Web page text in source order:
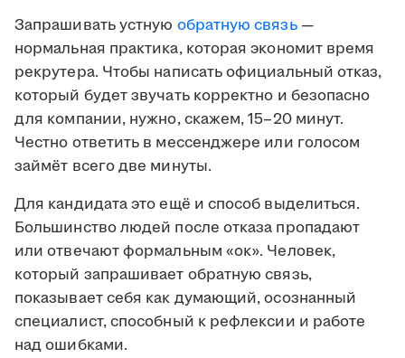
Запрашивать устную обратную связь—
нормальная практика, которая экономит время
рекрутера. Чтобы написать официальный отказ,
который будет звучать корректно и безопасно
для компании, нужно, скажем, 15–20 минут.
Честно ответить в мессенджере или голосом
займёт всего две минуты.
Для кандидата это ещё и способ выделиться.
Большинство людей после отказа пропадают
или отвечают формальным «ок». Человек,
который запрашивает обратную связь,
показывает себя как думающий, осознанный
специалист, способный к рефлексии и работе
над ошибками.